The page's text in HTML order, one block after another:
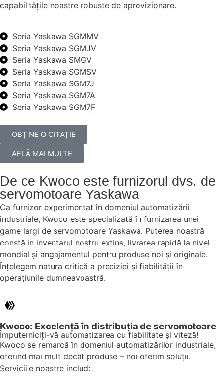
capabilitățile noastre robuste de aprovizionare.
Seria Yaskawa SGMMV
Seria Yaskawa SGMJV
Seria Yaskawa SMGV
Seria Yaskawa SGMSV
Seria Yaskawa SGM7J
Seria Yaskawa SGM7A
Seria Yaskawa SGM7F
OBȚINE O CITAȚIE
AFLĂ MAI MULTE
De ce Kwoco este furnizorul dvs. de
servomotoare Yaskawa
Ca furnizor experimentat în domeniul automatizării
industriale, Kwoco este specializată în furnizarea unei
game largi de servomotoare Yaskawa. Puterea noastră
constă în inventarul nostru extins, livrarea rapidă la nivel
mondial și angajamentul pentru produse noi și originale.
Înțelegem natura critică a preciziei și fiabilității în
operațiunile dumneavoastră.
Kwoco: Excelență în distribuția de servomotoare
Împuterniciți-vă automatizarea cu fiabilitate și viteză!
Kwoco se remarcă în domeniul automatizărilor industriale,
oferind mai mult decât produse – noi oferim soluții.
Serviciile noastre includ: